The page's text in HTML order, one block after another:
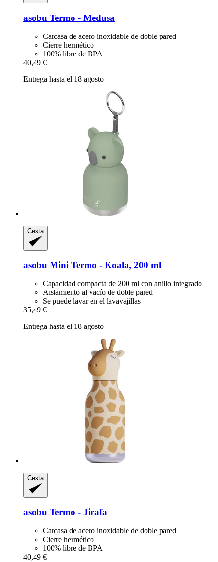
asobu Termo -​ Medusa
Carcasa de acero inoxidable de doble pared
Cierre hermético
100% libre de BPA
40,49 €
Entrega hasta el 18 agosto
Cesta
asobu Mini Termo -​ Koala, 200 ml
Capacidad compacta de 200 ml con anillo integrado
Aislamiento al vacío de doble pared
Se puede lavar en el lavavajillas
35,49 €
Entrega hasta el 18 agosto
Cesta
asobu Termo -​ Jirafa
Carcasa de acero inoxidable de doble pared
Cierre hermético
100% libre de BPA
40,49 €